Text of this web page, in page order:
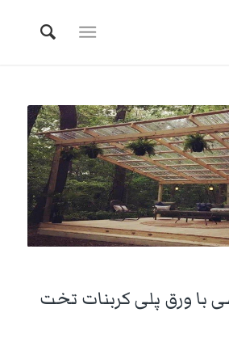
با ورق پلی کربنات تخت